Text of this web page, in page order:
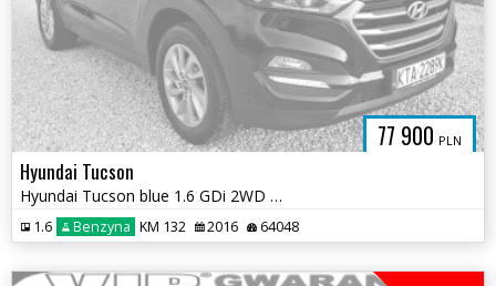
77 900 PLN
Hyundai Tucson
Hyundai Tucson blue 1.6 GDi 2WD Navi
1.6 Benzyna KM 132 2016 64048